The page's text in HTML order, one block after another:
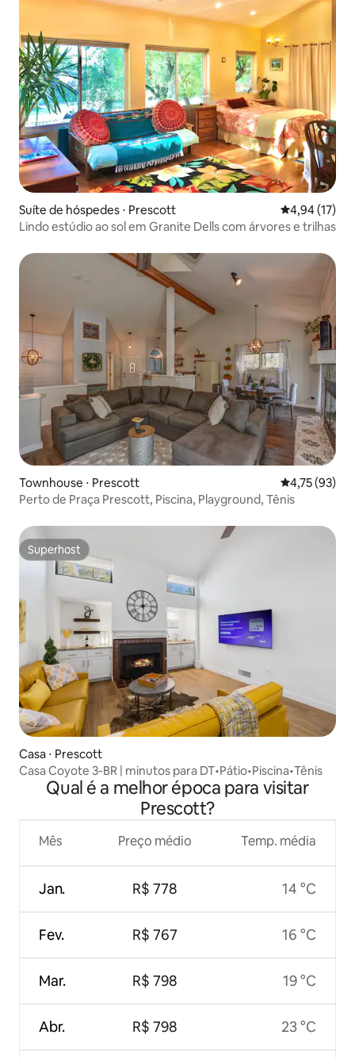
Suíte de hóspedes ⋅ Prescott 4,94 de uma
4,94 (17)
Lindo estúdio ao sol em Granite Dells com árvores e trilhas
Townhouse ⋅ Prescott 4,75 de uma
4,75 (93)
Perto de Praça Prescott, Piscina, Playground, Tênis
Superhost
Superhost
Casa ⋅ Prescott
Casa Coyote 3-BR | minutos para DT•Pátio•Piscina•Tênis
Qual é a melhor época para visitar
Prescott?
Mês
Jan.
Fev.
Mar.
Abr.
Preço médio
R$ 778
R$ 767
R$ 798
R$ 798
Temp. média
14 °C
16 °C
19 °C
23 °C